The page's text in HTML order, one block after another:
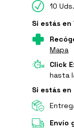
10
Si estás
Mapa
Click
hasta
Si estás en
Envío